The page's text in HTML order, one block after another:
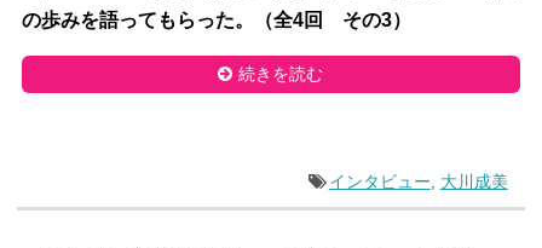
の歩みを語ってもらった。（全4回 その3）
続きを読む
インタビュー, 大川成美